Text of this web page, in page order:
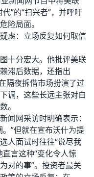
”的“扫兴者”，并呼吁
险局面。
：立场反复如何取信
分宏大。他批评美联
滞后数据，还指出
隔夜拆借市场扮演了过
调，这些长远主张对白
。
网采访时明确表示：
”但就在宣布沃什为提
人面试时往往“说尽我
言这种“变化令人惊
对的事”。投资者最关